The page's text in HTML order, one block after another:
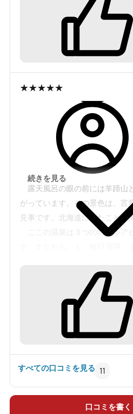
お湯は特に臭いとかはありませ
たお湯です。
冬季間のせいか露天の温度は熱
洗い場はたくさんありますが、
でちょっと気を遣いますね。
立シャワーが２か所あるので便
食事するところもありますよ。
★★★★★
露天風呂の眼の前には羊蹄山
がっています。その景色は、言
見事です。北海道に来たことを
ここの温泉は３つの特徴がア
温泉から上がると肌がつるつる
温泉から上がると、畳敷きの
リラックスできます。ここの温
に親しまれている印象です。
な予感がします。
続きを見る
すべての口コミを見る 11
口コミを書く